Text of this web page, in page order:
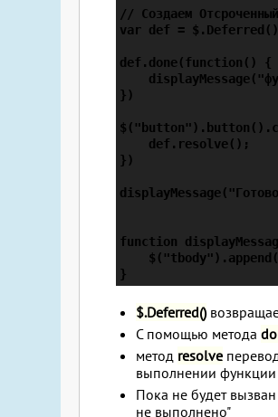
// Создаем
var def =
def.done(function() {
})
    def.resolve();
})
function
$.Deferred()
С помощью метода
метод resolve
выполнении функции
Пока не будет
не выполнено"